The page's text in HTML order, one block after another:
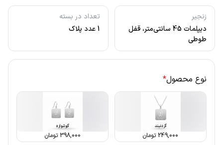
زنجیر
دیپلمات 45 سانتی‌متر، قفل
طوطی
تعداد در بسته
1 عدد پلاک
نوع محصول*
249,000 تومان 398,000 تومان